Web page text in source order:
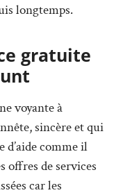
longtemps.
gratuite
voyante à
sincère et qui
d’aide comme il
offres de services
car les